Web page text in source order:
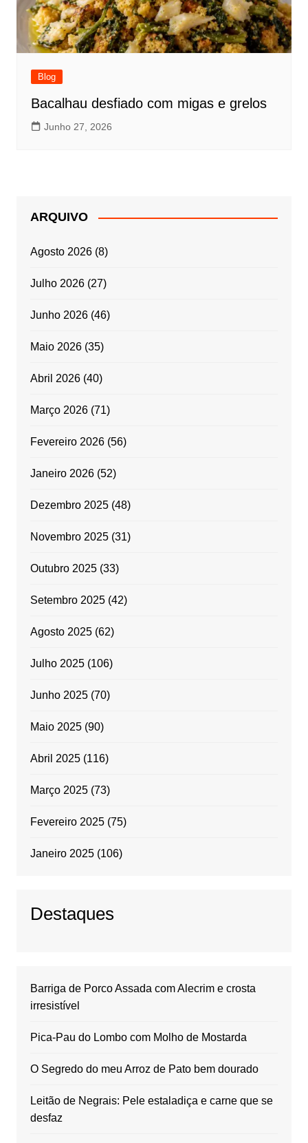
Blog
Bacalhau desfiado com migas e grelos
Junho 27, 2026
ARQUIVO
Agosto 2026(8)
Julho 2026(27)
Junho 2026(46)
Maio 2026(35)
Abril 2026(40)
Março 2026(71)
Fevereiro 2026(56)
Janeiro 2026(52)
Dezembro 2025(48)
Novembro 2025(31)
Outubro 2025(33)
Setembro 2025(42)
Agosto 2025(62)
Julho 2025(106)
Junho 2025(70)
Maio 2025(90)
Abril 2025(116)
Março 2025(73)
Fevereiro 2025(75)
Janeiro 2025(106)
Destaques
Barriga de Porco Assada com Alecrim e crosta
irresistível
Pica-Pau do Lombo com Molho de Mostarda
O Segredo do meu Arroz de Pato bem dourado
Leitão de Negrais: Pele estaladiça e carne que se
desfaz